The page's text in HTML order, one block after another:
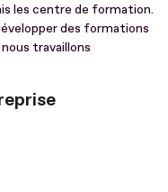
les centre de formation.
des formations
travaillons